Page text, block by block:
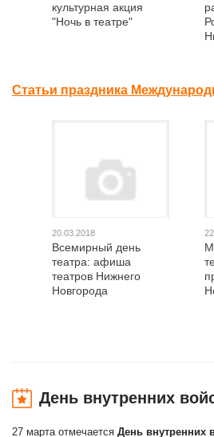
культурная акция
"Ночь в театре"
Статьи праздника
20.03.2018
Всемирный день
театра: афиша
театров Нижнего
Новгорода
День внутренних
27 марта отмечается День внутренних